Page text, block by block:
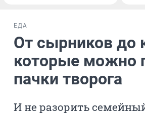
ЕДА
От сырников до
которые можно
пачки творога
И не разорить